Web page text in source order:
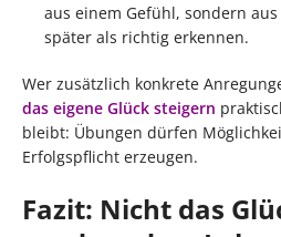
aus einem Gefühl, sondern
später als richtig erkennen.
Wer zusätzlich konkrete
das eigene Glück steigern
bleibt: Übungen dürfen
Erfolgspflicht erzeugen.
Fazit: Nicht das